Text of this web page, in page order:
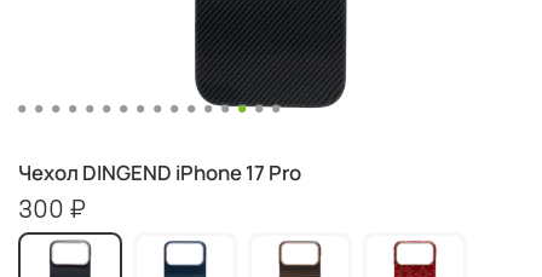
Чехол DINGEND iPhone 17 Pro
300 ₽